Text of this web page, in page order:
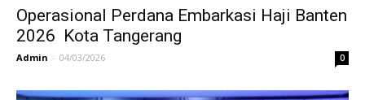
Operasional Perdana Embarkasi Haji Banten
2026 Kota Tangerang
Admin - 04/03/2026 0